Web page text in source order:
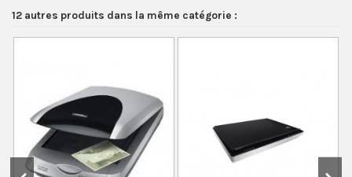
12 autres produits dans la même catégorie :